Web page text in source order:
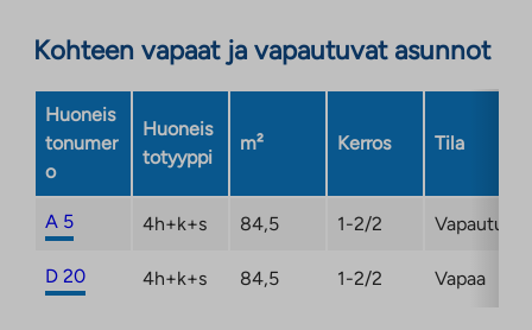
Kohteen vapaat ja vapautuvat asunnot
Huoneis
tonumer
o
Huoneis
totyyppi
m² Kerros Tila
A 5 4h+k+s 84,5 1-2/2
D 20 4h+k+s 84,5 1-2/2 Vapaa